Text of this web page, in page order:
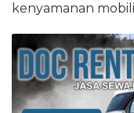
kenyamanan